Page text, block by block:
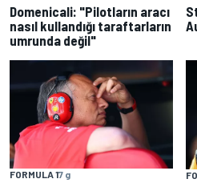
Domenicali: "Pilotların aracı
nasıl kullandığı taraftarların
umrunda değil"
FORMULA 17 g